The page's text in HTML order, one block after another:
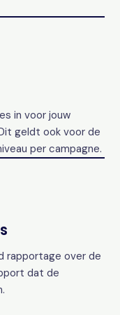
in voor jouw
geldt ook voor de
per campagne.
rapportage over de
dat de